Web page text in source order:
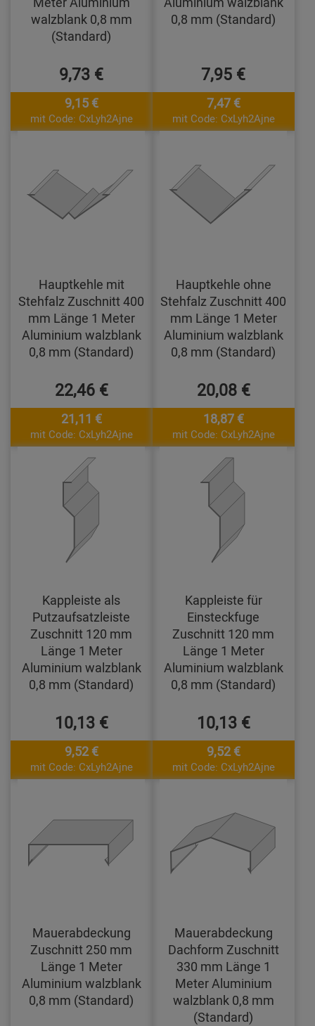
walzblank 0,8 mm
(Standard)
9,73 €
9,15 €
mit Code: CxLyh2Ajne
0,8 mm (Standard)
7,95 €
7,47 €
mit Code: CxLyh2Ajne
Hauptkehle mit
Stehfalz Zuschnitt 400
mm Länge 1 Meter
Aluminium walzblank
0,8 mm (Standard)
22,46 €
21,11 €
mit Code: CxLyh2Ajne
Hauptkehle ohne
Stehfalz Zuschnitt 400
mm Länge 1 Meter
Aluminium walzblank
0,8 mm (Standard)
20,08 €
18,87 €
mit Code: CxLyh2Ajne
Kappleiste als
Putzaufsatzleiste
Zuschnitt 120 mm
Länge 1 Meter
Aluminium walzblank
0,8 mm (Standard)
10,13 €
9,52 €
mit Code: CxLyh2Ajne
Kappleiste für
Einsteckfuge
Zuschnitt 120 mm
Länge 1 Meter
Aluminium walzblank
0,8 mm (Standard)
10,13 €
9,52 €
mit Code: CxLyh2Ajne
Mauerabdeckung
Zuschnitt 250 mm
Länge 1 Meter
Aluminium walzblank
0,8 mm (Standard)
Mauerabdeckung
Dachform Zuschnitt
330 mm Länge 1
Meter Aluminium
walzblank 0,8 mm
(Standard)